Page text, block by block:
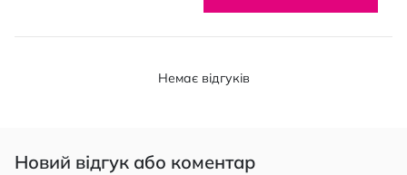
Немає відгуків
Новий відгук або коментар